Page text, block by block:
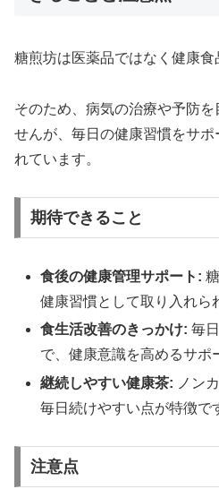
糖煎坊は医薬品ではなく健康食
そのため、病気の治療や予防
せんが、毎日の健康習慣をサ
れています。
期待できること
食後の健康管理サポート:
健康習慣として取り入れら
食生活改善のきっかけ: 毎
で、健康意識を高めるサポ
継続しやすい健康茶: ノン
毎日続けやすい点が特徴で
注意点